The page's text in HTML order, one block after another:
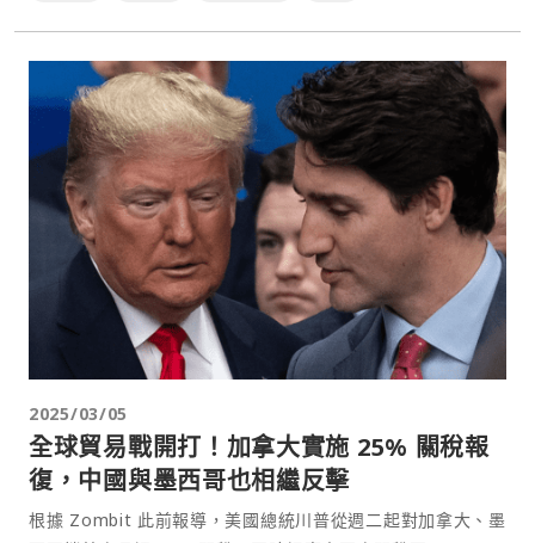
2025/03/05
全球貿易戰開打！加拿大實施 25% 關稅報
復，中國與墨西哥也相繼反擊
根據 Zombit 此前報導，美國總統川普從週二起對加拿大、墨